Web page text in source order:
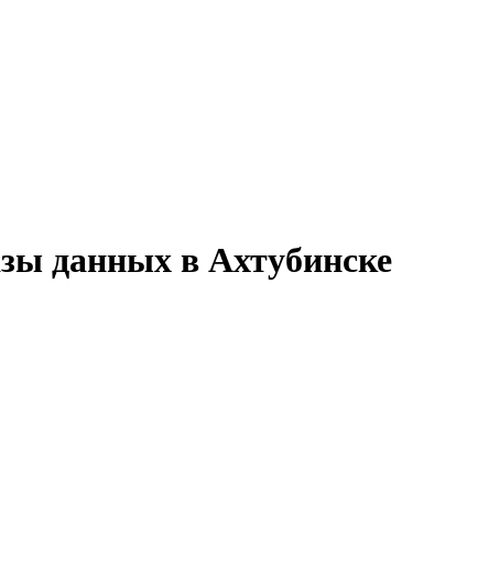
данных в Ахтубинске